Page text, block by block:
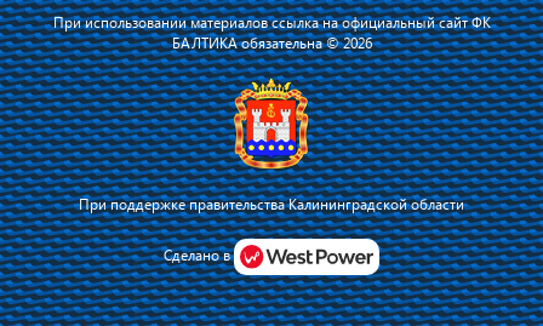
Я соглашаюсь с тем, что владелец сайта использует файлы cookie для
повышения удобства работы на сайте и сервис Яндекс.Метрика. Оставаясь
на сайте, я соглашаюсь сполитикой их применения.
Принять
При использовании материалов ссылка на официальный сайт ФК
БАЛТИКА обязательна © 2026
При поддержке правительства Калининградской области
Сделано в